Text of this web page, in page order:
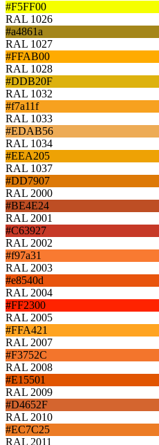
#F5FF00
RAL 1026
#a4861a
RAL 1027
#FFAB00
RAL 1028
#DDB20F
RAL 1032
#f7a11f
RAL 1033
#EDAB56
RAL 1034
#EEA205
RAL 1037
#DD7907
RAL 2000
#BE4E24
RAL 2001
#C63927
RAL 2002
#f97a31
RAL 2003
#e8540d
RAL 2004
#FF2300
RAL 2005
#FFA421
RAL 2007
#F3752C
RAL 2008
#E15501
RAL 2009
#D4652F
RAL 2010
#EC7C25
RAL 2011